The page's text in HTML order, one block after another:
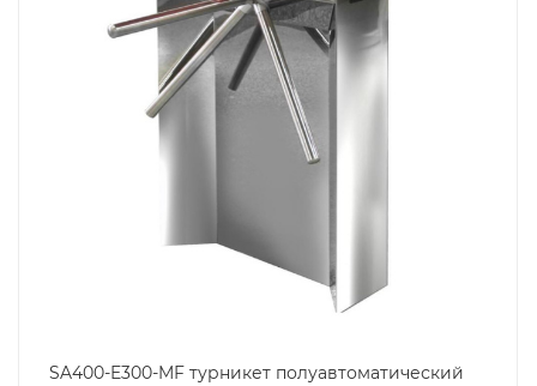
SA400-E300-MF турникет полуавтоматический